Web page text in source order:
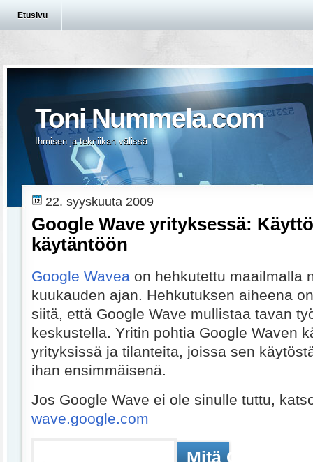
Etusivu
Toni Nummela.com
Ihmisen ja tekniikan välissä
22. syyskuuta 2009
Google Wave yrityksessä:
käytäntöön
Google Wavea on hehkutettu maailmalla
kuukauden ajan. Hehkutuksen aiheena
siitä, että Google Wave mullistaa tavan
keskustella. Yritin pohtia Google Waven
yrityksissä ja tilanteita, joissa sen
ihan ensimmäisenä.
Jos Google Wave ei ole sinulle tuttu,
wave.google.com
Mitä Google